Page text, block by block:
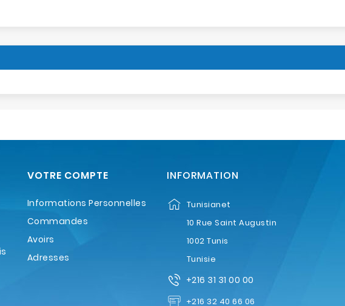
VOTRE COMPTE
Informations Personnelles
Commandes
Avoirs
Adresses
INFORMATION
Tunisianet
10 Rue Saint Augustin
1002 Tunis
Tunisie
+216 31 31 00 00
+216 32 40 66 06